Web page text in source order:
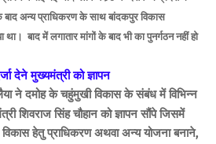
अन्य प्राधिकरण के साथ बांदकपुर विकास
बाद में लगातार मांगों के बाद भी का पुनर्गठन नहीं हो
देने मुख्यमंत्री को ज्ञापन
ने दमोह के चहुंमुखी विकास के संबंध में विभिन्न
शिवराज सिंह चौहान को ज्ञापन सौंपे जिसमें
विकास हेतु प्राधिकरण अथवा अन्य योजना बनाने,